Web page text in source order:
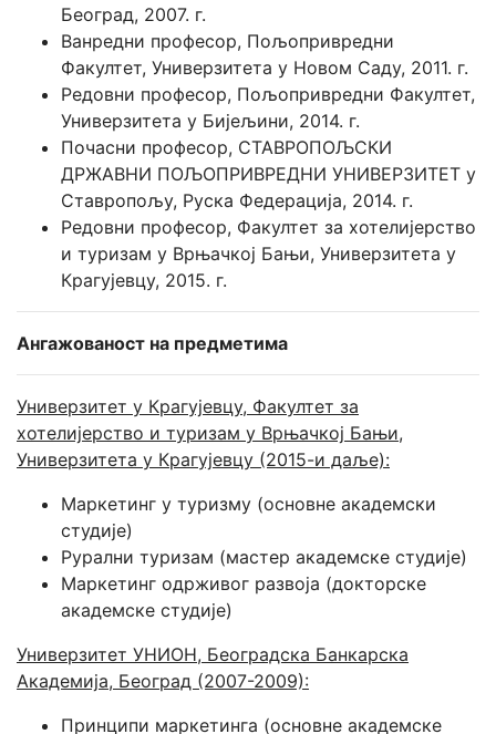
Београд, 2007. г.
Ванредни професор, Пољопривредни
Факултет, Универзитета у Новом Саду, 2011. г.
Редовни професор, Пољопривредни Факултет,
Универзитета у Бијељини, 2014. г.
Почасни професор, СТАВРОПОЉСКИ
ДРЖАВНИ ПОЉОПРИВРЕДНИ УНИВЕРЗИТЕТ у
Ставропољу, Руска Федерација, 2014. г.
Редовни професор, Факултет за хотелијерство
и туризам у Врњачкој Бањи, Универзитета у
Крагујевцу, 2015. г.
Ангажованост на предметима
Универзитет у Крагујевцу, Факултет за
хотелијерство и туризам у Врњачкој Бањи,
Универзитета у Крагујевцу (2015-и даље):
Маркетинг у туризму (основне академски
студије)
Рурални туризам (мастер академске студије)
Маркетинг одрживог развоја (докторске
академске студије)
Универзитет УНИОН, Београдска Банкарска
Академија, Београд (2007-2009):
Принципи маркетинга (основне академске